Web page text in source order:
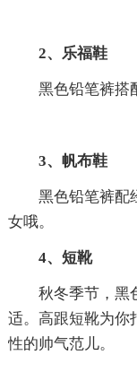
2、乐福鞋
黑色铅笔裤搭
3、帆布鞋
黑色铅笔裤配
女哦。
4、短靴
秋冬季节，黑
适。高跟短靴为你
性的帅气范儿。